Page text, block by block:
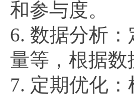
和参与度。
6. 数据分析
量等，根据
7. 定期优化